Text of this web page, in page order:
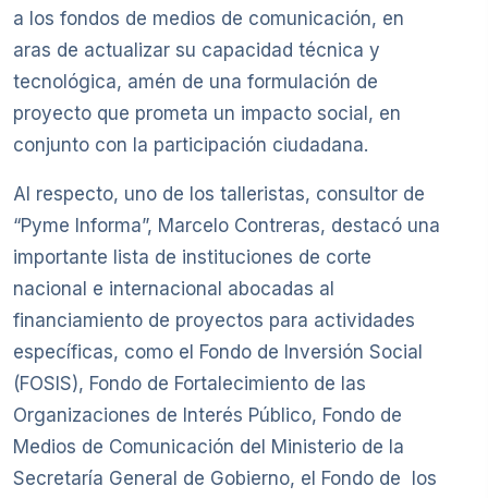
a los fondos de medios de comunicación, en
aras de actualizar su capacidad técnica y
tecnológica, amén de una formulación de
proyecto que prometa un impacto social, en
conjunto con la participación ciudadana.
Al respecto, uno de los talleristas, consultor de
“Pyme Informa”, Marcelo Contreras, destacó una
importante lista de instituciones de corte
nacional e internacional abocadas al
financiamiento de proyectos para actividades
específicas, como el Fondo de Inversión Social
(FOSIS), Fondo de Fortalecimiento de las
Organizaciones de Interés Público, Fondo de
Medios de Comunicación del Ministerio de la
Secretaría General de Gobierno, el Fondo de los